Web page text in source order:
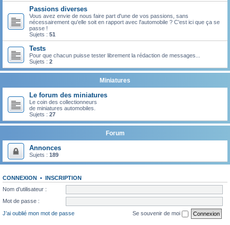
Passions diverses
Vous avez envie de nous faire part d'une de vos passions, sans
nécessairement qu'elle soit en rapport avec l'automobile ? C'est ici que ça se
passe !
Sujets : 51
Tests
Pour que chacun puisse tester librement la rédaction de messages...
Sujets : 2
Miniatures
Le forum des miniatures
Le coin des collectionneurs
de miniatures automobiles.
Sujets : 27
Forum
Annonces
Sujets : 189
CONNEXION • INSCRIPTION
Nom d’utilisateur :
Mot de passe :
J’ai oublié mon mot de passe
Se souvenir de moi